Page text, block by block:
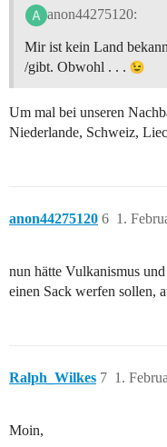
anon44275120:
Mir ist kein Land
/gibt. Obwohl . . .
Um mal bei unseren
Niederlande, Schweiz,
anon44275120 1.
6
nun hätte Vulkanismus
einen Sack werfen sollen,
Ralph_Wilkes 1.
7
Moin,